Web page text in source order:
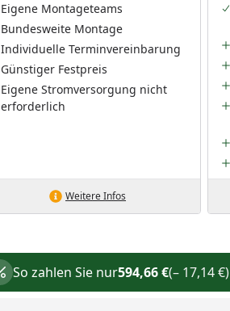
Eigene Montageteams
Bundesweite Montage
Individuelle Terminvereinbarung
Günstiger Festpreis
Eigene Stromversorgung nicht
erforderlich
Weitere Infos
So zahlen Sie nur594,66 €(– 17,14 €)